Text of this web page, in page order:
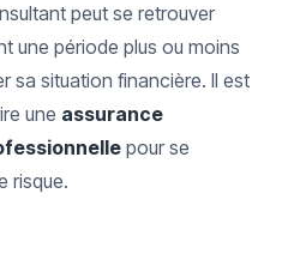
peut se retrouver
une période plus ou moins
sa situation financière. Il est
une assurance
pour se
risque.